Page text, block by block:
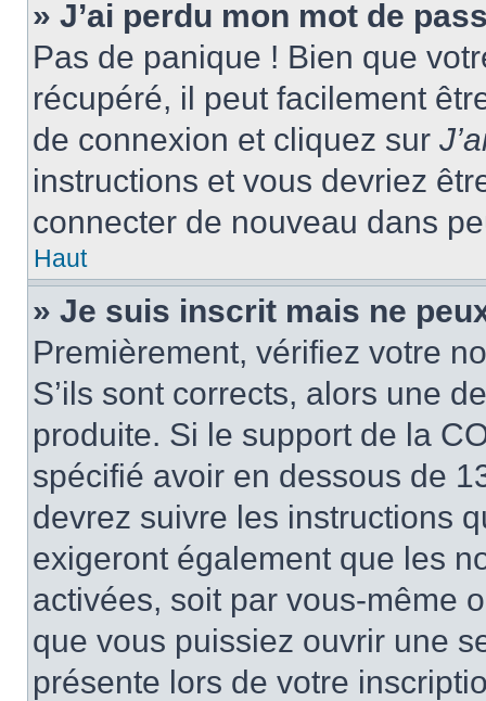
» J’ai perdu mon mot de
Pas de panique ! Bien que
récupéré, il peut facilement
de connexion et cliquez sur
instructions et vous devriez
connecter de nouveau dans
Haut
» Je suis inscrit mais ne
Premièrement, vérifiez votre
S’ils sont corrects, alors une
produite. Si le support de la
spécifié avoir en dessous de
devrez suivre les instructions
exigeront également que les
activées, soit par vous-même
que vous puissiez ouvrir une
présente lors de votre